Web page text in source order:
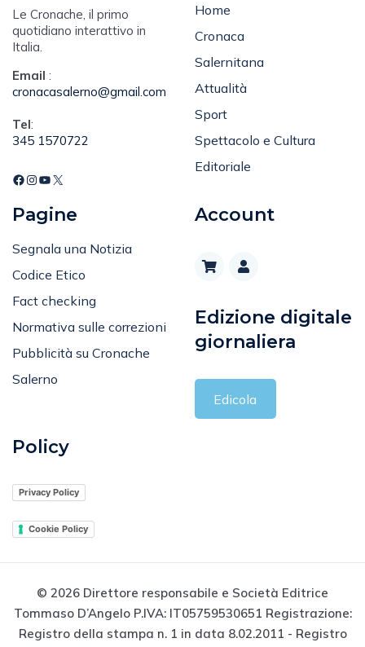
Le Cronache, il primo
quotidiano interattivo in
Italia.
Email :
cronacasalerno@gmail.com
Tel:
345 1570722
Home
Cronaca
Salernitana
Attualità
Sport
Spettacolo e Cultura
Editoriale
Pagine
Segnala una Notizia
Codice Etico
Fact checking
Normativa sulle correzioni
Pubblicità su Cronache
Salerno
Account
Edizione digitale
giornaliera
Edicola
Policy
Privacy Policy
Cookie Policy
© 2026 Direttore responsabile e Società Editrice
Tommaso D’Angelo P.IVA: IT05759530651 Registrazione:
Registro della stampa n. 1 in data 8.02.2011 - Registro